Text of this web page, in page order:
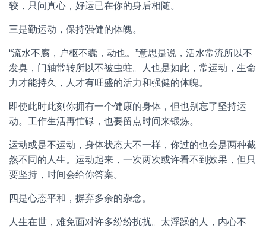
较，只问真心，好运已在你的身后相随。
三是勤运动，保持强健的体魄。
“流水不腐，户枢不蠹，动也。”意思是说，活水常流所以不
发臭，门轴常转所以不被虫蛀。人也是如此，常运动，生命
力才能持久，人才有旺盛的活力和强健的体魄。
即使此时此刻你拥有一个健康的身体，但也别忘了坚持运
动。工作生活再忙碌，也要留点时间来锻炼。
运动或是不运动，身体状态大不一样，你过的也会是两种截
然不同的人生。运动起来，一次两次或许看不到效果，但只
要坚持，时间会给你答案。
四是心态平和，摒弃多余的杂念。
人生在世，难免面对许多纷纷扰扰。太浮躁的人，内心不